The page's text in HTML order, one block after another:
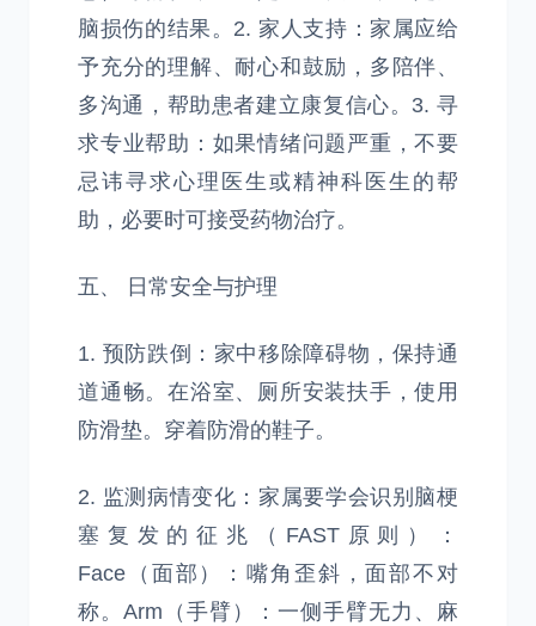
脑损伤的结果。2. 家人支持：家属应给
予充分的理解、耐心和鼓励，多陪伴、
多沟通，帮助患者建立康复信心。3. 寻
求专业帮助：如果情绪问题严重，不要
忌讳寻求心理医生或精神科医生的帮
助，必要时可接受药物治疗。
五、 日常安全与护理
1. 预防跌倒：家中移除障碍物，保持通
道通畅。在浴室、厕所安装扶手，使用
防滑垫。穿着防滑的鞋子。
2. 监测病情变化：家属要学会识别脑梗
塞复发的征兆（FAST原则）：
Face（面部）：嘴角歪斜，面部不对
称。Arm（手臂）：一侧手臂无力、麻